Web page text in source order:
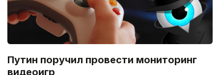
Путин поручил провести мониторинг
видеоигр